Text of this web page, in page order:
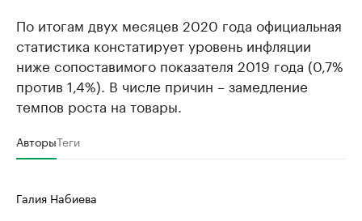
По итогам двух месяцев 2020 года официальная
статистика констатирует уровень инфляции
ниже сопоставимого показателя 2019 года (0,7%
против 1,4%). В числе причин – замедление
темпов роста на товары.
АвторыТеги
Галия Набиева